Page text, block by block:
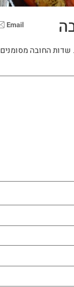
שדות החובה מסומנים